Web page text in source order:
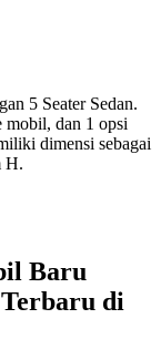
5 Seater Sedan.
dan 1 opsi
dimensi sebagai
H.
Baru
di